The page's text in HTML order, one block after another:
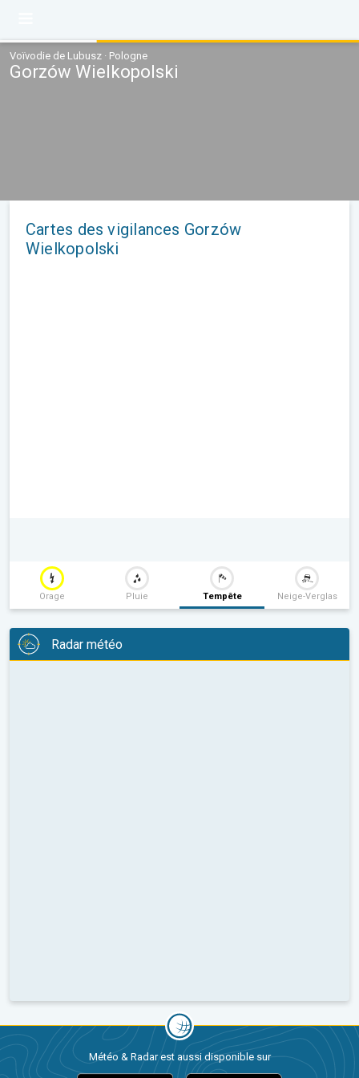
Voïvodie de Lubusz · Pologne
Gorzów Wielkopolski
Cartes des vigilances Gorzów
Wielkopolski
Orage Pluie Tempête Neige-Verglas
Radar météo
Météo & Radar est aussi disponible sur